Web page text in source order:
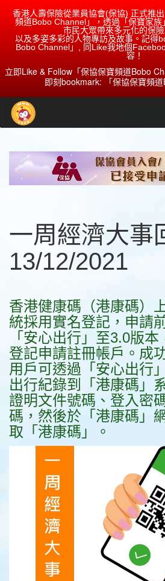
香港人壽保險從業員協會(保協) 正式推
頻道Bobo Channel」，透過「保寶家族
市民大眾帶來多元化的保險
以及多姿多彩的人物專訪及故事。記得
Bobo Channel」, 同Like我地個
容！
立即Like & Follow「保協保寶頻道Bobo
即刻bookmark: 「保協保寶頻道
一周經濟大事
13/12/2021
香港健康碼（港康碼）
統採用實名登記，申請
「安心出行」至3.0版
登記申請註冊帳戶。成
用戶可透過「安心出行
出行紀錄到「港康碼」
證明文件號碼、登入密
碼，然後於「港康碼」
取「港康碼」。